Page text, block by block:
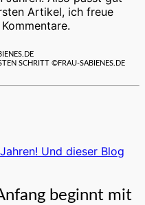
Artikel, ich freue
SCHRITT ©FRAU-SABIENES.DE
Und dieser Blog
beginnt mit